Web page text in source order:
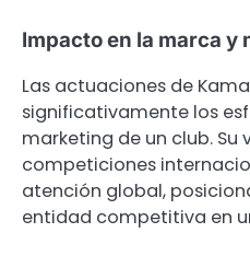
Impacto en la marca y
Las actuaciones de
significativamente los
marketing de un club. Su
competiciones
atención global,
entidad competitiva en